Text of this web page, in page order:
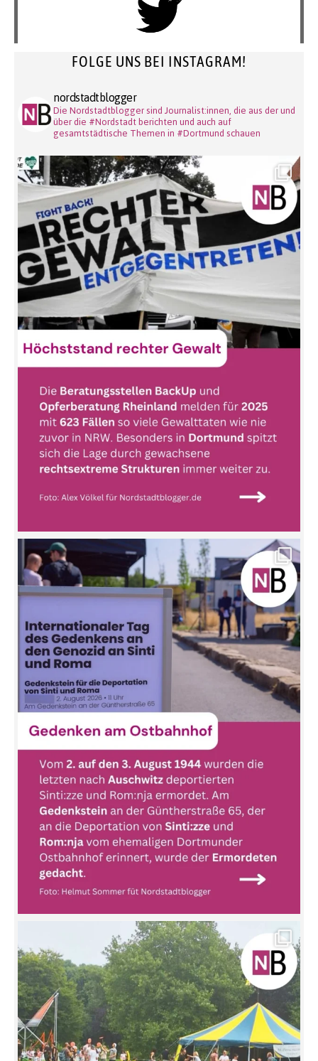
FOLGE UNS BEI INSTAGRAM!
nordstadtblogger
Die Nordstadtblogger sind Journalist:innen, die aus der und
über die #Nordstadt berichten und auch auf
gesamtstädtische Themen in #Dortmund schauen